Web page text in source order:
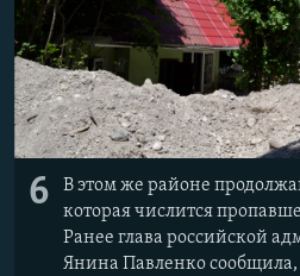
6
В этом же районе
которая числится
Ранее глава российской
Янина Павленко